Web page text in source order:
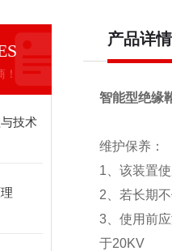
技术
产品详情
智能型绝缘
维护保养：
1、该装置
2、若长期
3、使用前
于20KV